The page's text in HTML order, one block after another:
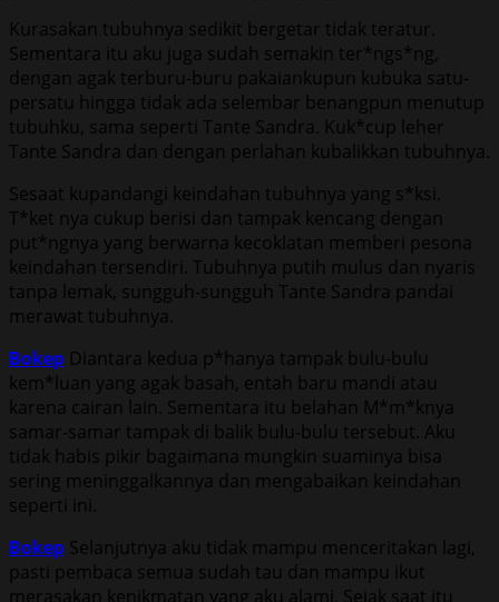
Kurasakan tubuhnya sedikit bergetar tidak teratur.
Sementara itu aku juga sudah semakin ter*ngs*ng,
dengan agak terburu-buru pakaiankupun kubuka satu-
persatu hingga tidak ada selembar benangpun menutup
tubuhku, sama seperti Tante Sandra. Kuk*cup leher
Tante Sandra dan dengan perlahan kubalikkan tubuhnya.
Sesaat kupandangi keindahan tubuhnya yang s*ksi.
T*ket nya cukup berisi dan tampak kencang dengan
put*ngnya yang berwarna kecoklatan memberi pesona
keindahan tersendiri. Tubuhnya putih mulus dan nyaris
tanpa lemak, sungguh-sungguh Tante Sandra pandai
merawat tubuhnya.
Bokep Diantara kedua p*hanya tampak bulu-bulu
kem*luan yang agak basah, entah baru mandi atau
karena cairan lain. Sementara itu belahan M*m*knya
samar-samar tampak di balik bulu-bulu tersebut. Aku
tidak habis pikir bagaimana mungkin suaminya bisa
sering meninggalkannya dan mengabaikan keindahan
seperti ini.
Bokep Selanjutnya aku tidak mampu menceritakan lagi,
pasti pembaca semua sudah tau dan mampu ikut
merasakan kenikmatan yang aku alami. Sejak saat itu